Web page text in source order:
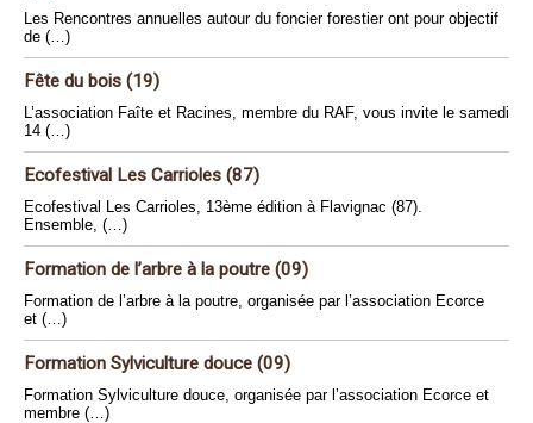
Les Rencontres annuelles autour du foncier forestier ont pour objectif
de (…)
Fête du bois (19)
L’association Faîte et Racines, membre du RAF, vous invite le samedi
14 (…)
Ecofestival Les Carrioles (87)
Ecofestival Les Carrioles, 13ème édition à Flavignac (87).
Ensemble, (…)
Formation de l’arbre à la poutre (09)
Formation de l’arbre à la poutre, organisée par l’association Ecorce
et (…)
Formation Sylviculture douce (09)
Formation Sylviculture douce, organisée par l’association Ecorce et
membre (…)